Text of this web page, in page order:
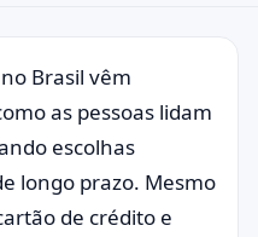
Brasil vêm
as pessoas lidam
escolhas
longo prazo. Mesmo
de crédito e